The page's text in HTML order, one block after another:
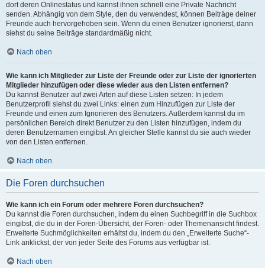
dort deren Onlinestatus und kannst ihnen schnell eine Private Nachricht
senden. Abhängig von dem Style, den du verwendest, können Beiträge deiner
Freunde auch hervorgehoben sein. Wenn du einen Benutzer ignorierst, dann
siehst du seine Beiträge standardmäßig nicht.
Nach oben
Wie kann ich Mitglieder zur Liste der Freunde oder zur Liste der ignorierten
Mitglieder hinzufügen oder diese wieder aus den Listen entfernen?
Du kannst Benutzer auf zwei Arten auf diese Listen setzen: In jedem
Benutzerprofil siehst du zwei Links: einen zum Hinzufügen zur Liste der
Freunde und einen zum Ignorieren des Benutzers. Außerdem kannst du im
persönlichen Bereich direkt Benutzer zu den Listen hinzufügen, indem du
deren Benutzernamen eingibst. An gleicher Stelle kannst du sie auch wieder
von den Listen entfernen.
Nach oben
Die Foren durchsuchen
Wie kann ich ein Forum oder mehrere Foren durchsuchen?
Du kannst die Foren durchsuchen, indem du einen Suchbegriff in die Suchbox
eingibst, die du in der Foren-Übersicht, der Foren- oder Themenansicht findest.
Erweiterte Suchmöglichkeiten erhältst du, indem du den „Erweiterte Suche“-
Link anklickst, der von jeder Seite des Forums aus verfügbar ist.
Nach oben